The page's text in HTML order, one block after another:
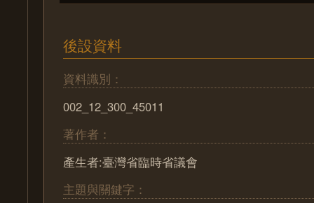
後設資料
資料識別：
002_12_300_45011
著作者：
產生者:臺灣省臨時省議會
主題與關鍵字：